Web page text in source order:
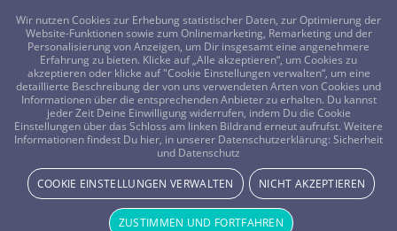
FRAGEN? KOSTENLOS ANRUFEN: 0800-8478266
Samische Mythologie
Wir nutzen Cookies zur Erhebung statistischer Daten, zur Optimierung der
Website-Funktionen sowie zum Onlinemarketing, Remarketing und der
Personalisierung von Anzeigen, um Dir insgesamt eine angenehmere
Erfahrung zu bieten. Klicke auf „Alle akzeptieren“, um Cookies zu
akzeptieren oder klicke auf "Cookie Einstellungen verwalten“, um eine
detaillierte Beschreibung der von uns verwendeten Arten von Cookies und
Informationen über die entsprechenden Anbieter zu erhalten. Du kannst
jeder Zeit Deine Einwilligung widerrufen, indem Du die Cookie
Einstellungen über das Schloss am linken Bildrand erneut aufrufst. Weitere
Informationen findest Du hier, in unserer Datenschutzerklärung: Sicherheit
und Datenschutz
COOKIE EINSTELLUNGEN VERWALTEN NICHT AKZEPTIEREN
ZUSTIMMEN UND FORTFAHREN